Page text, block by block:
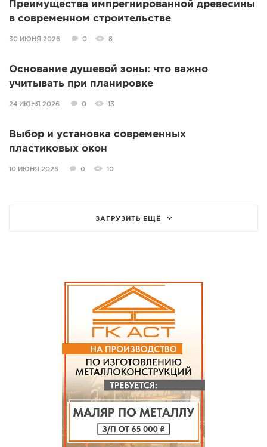
Преимущества импрегнированной древесины
в современном строительстве
30 ИЮНЯ 2026 0 8
Основание душевой зоны: что важно
учитывать при планировке
24 ИЮНЯ 2026 0 13
Выбор и установка современных
пластиковых окон
10 ИЮНЯ 2026 0 10
ЗАГРУЗИТЬ ЕЩЁ